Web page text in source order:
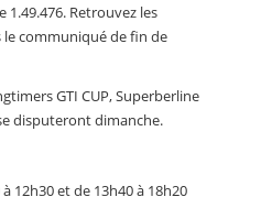
Retrouvez les
le communiqué de fin de
GTI CUP, Superberline
disputeront dimanche.
12h30 et de 13h40 à 18h20